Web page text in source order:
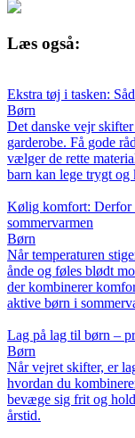
Læs også:
Ekstra tøj i tasken:
Børn
Det danske vejr
garderobe. Få gode
vælger de rette
barn kan lege trygt og
Kølig komfort: Derfor
sommervarmen
Børn
Når temperaturen
ånde og føles blødt
der kombinerer
aktive børn i
Lag på lag til børn –
Børn
Når vejret skifter, er
hvordan du
bevæge sig frit og
årstid.